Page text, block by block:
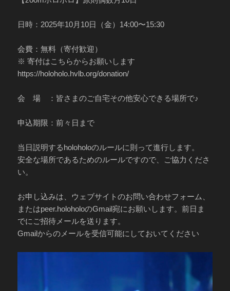
日時：2025年10月10日（金）14:00〜15:30
会費：無料（寄付歓迎）
※ 寄付はこちらからお願いします
https://holoholo.hvlb.org/donation/
会 場 ：皆さまのご自宅その他安心できる場所で♪
申込期限：前々日まで
当日説明するholoholoのルールに則って進行します。
安全な場所であるためのルールですので、ご協力くださ
い。
お申し込みは、ウェブサイトのお問い合わせフォーム、
またはpeer.holoholoのGmail宛にお願いします。前日ま
でにご招待メールを送ります。
Gmailからのメールを受信可能にしておいてください